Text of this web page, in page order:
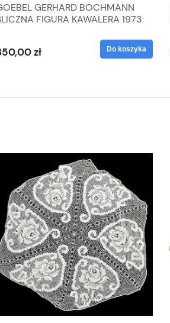
GERHARD BOCHMANN
FIGURA KAWALERA 1973
zł Do koszyka